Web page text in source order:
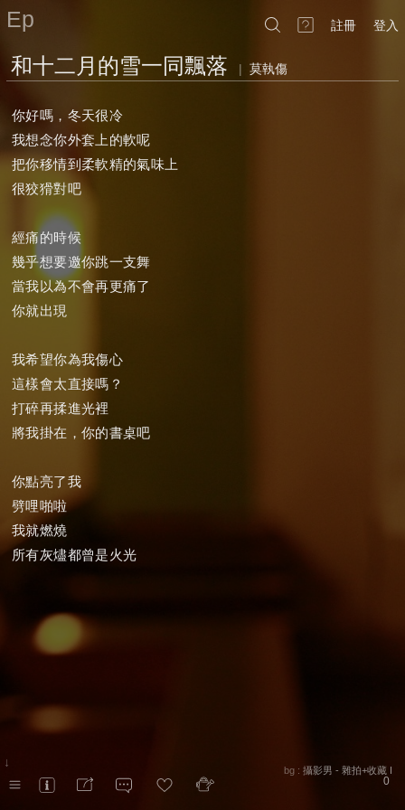
Ep 註冊 登入
和十二月的雪一同飄落 | 莫執傷
你好嗎，冬天很冷
我想念你外套上的軟呢
把你移情到柔軟精的氣味上
很狡猾對吧
經痛的時候
幾乎想要邀你跳一支舞
當我以為不會再更痛了
你就出現
我希望你為我傷心
這樣會太直接嗎？
打碎再揉進光裡
將我掛在，你的書桌吧
你點亮了我
劈哩啪啦
我就燃燒
所有灰燼都曾是火光
bg : 攝影男 - 雜拍+收藏 I
↓
0